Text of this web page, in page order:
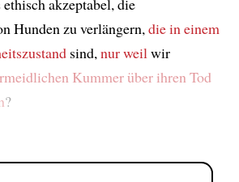
ethisch akzeptabel, die
Hunden zu verlängern,diein einem
sind,nur weilwir
Kummerüber ihren Tod
?